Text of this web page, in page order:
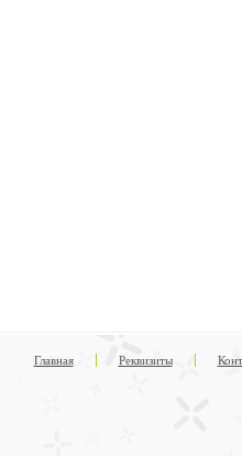
Главная Реквизиты